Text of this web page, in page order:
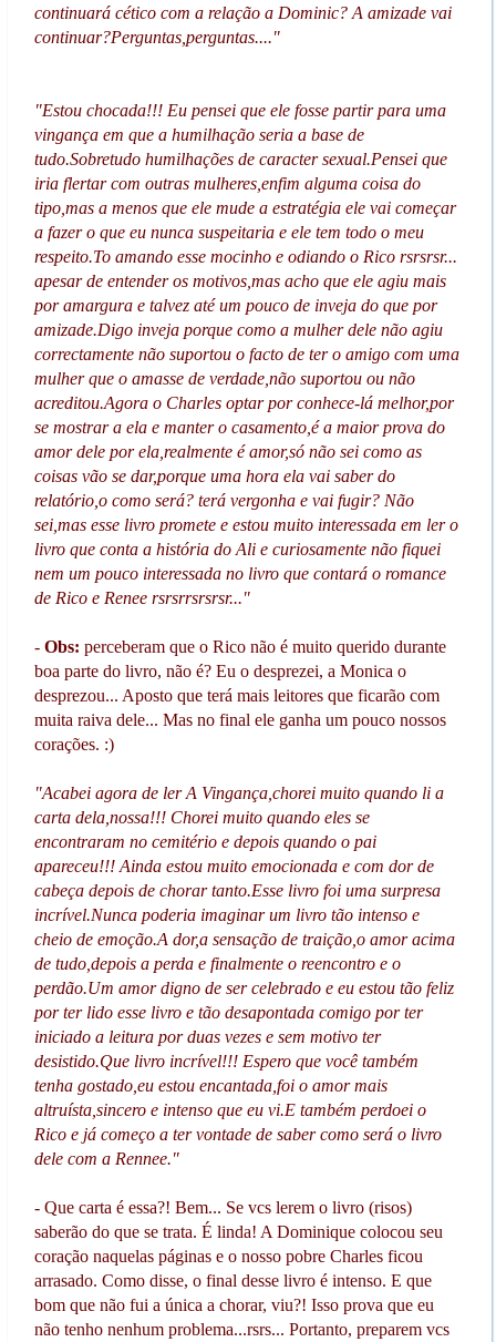
continuará cético com a relação a Dominic? A amizade vai
continuar?Perguntas,perguntas...."
"Estou chocada!!! Eu pensei que ele fosse partir para uma
vingança em que a humilhação seria a base de
tudo.Sobretudo humilhações de caracter sexual.Pensei que
iria flertar com outras mulheres,enfim alguma coisa do
tipo,mas a menos que ele mude a estratégia ele vai começar
a fazer o que eu nunca suspeitaria e ele tem todo o meu
respeito.To amando esse mocinho e odiando o Rico rsrsrsr...
apesar de entender os motivos,mas acho que ele agiu mais
por amargura e talvez até um pouco de inveja do que por
amizade.Digo inveja porque como a mulher dele não agiu
correctamente não suportou o facto de ter o amigo com uma
mulher que o amasse de verdade,não suportou ou não
acreditou.Agora o Charles optar por conhece-lá melhor,por
se mostrar a ela e manter o casamento,é a maior prova do
amor dele por ela,realmente é amor,só não sei como as
coisas vão se dar,porque uma hora ela vai saber do
relatório,o como será? terá vergonha e vai fugir? Não
sei,mas esse livro promete e estou muito interessada em ler o
livro que conta a história do Ali e curiosamente não fiquei
nem um pouco interessada no livro que contará o romance
de Rico e Renee rsrsrrsrsrsr..."
- Obs: perceberam que o Rico não é muito querido durante
boa parte do livro, não é? Eu o desprezei, a Monica o
desprezou... Aposto que terá mais leitores que ficarão com
muita raiva dele... Mas no final ele ganha um pouco nossos
corações. :)
"Acabei agora de ler A Vingança,chorei muito quando li a
carta dela,nossa!!! Chorei muito quando eles se
encontraram no cemitério e depois quando o pai
apareceu!!! Ainda estou muito emocionada e com dor de
cabeça depois de chorar tanto.Esse livro foi uma surpresa
incrível.Nunca poderia imaginar um livro tão intenso e
cheio de emoção.A dor,a sensação de traição,o amor acima
de tudo,depois a perda e finalmente o reencontro e o
perdão.Um amor digno de ser celebrado e eu estou tão feliz
por ter lido esse livro e tão desapontada comigo por ter
iniciado a leitura por duas vezes e sem motivo ter
desistido.Que livro incrível!!! Espero que você também
tenha gostado,eu estou encantada,foi o amor mais
altruísta,sincero e intenso que eu vi.E também perdoei o
Rico e já começo a ter vontade de saber como será o livro
dele com a Rennee."
- Que carta é essa?! Bem... Se vcs lerem o livro (risos)
saberão do que se trata. É linda! A Dominique colocou seu
coração naquelas páginas e o nosso pobre Charles ficou
arrasado. Como disse, o final desse livro é intenso. E que
bom que não fui a única a chorar, viu?! Isso prova que eu
não tenho nenhum problema...rsrs... Portanto, preparem vcs